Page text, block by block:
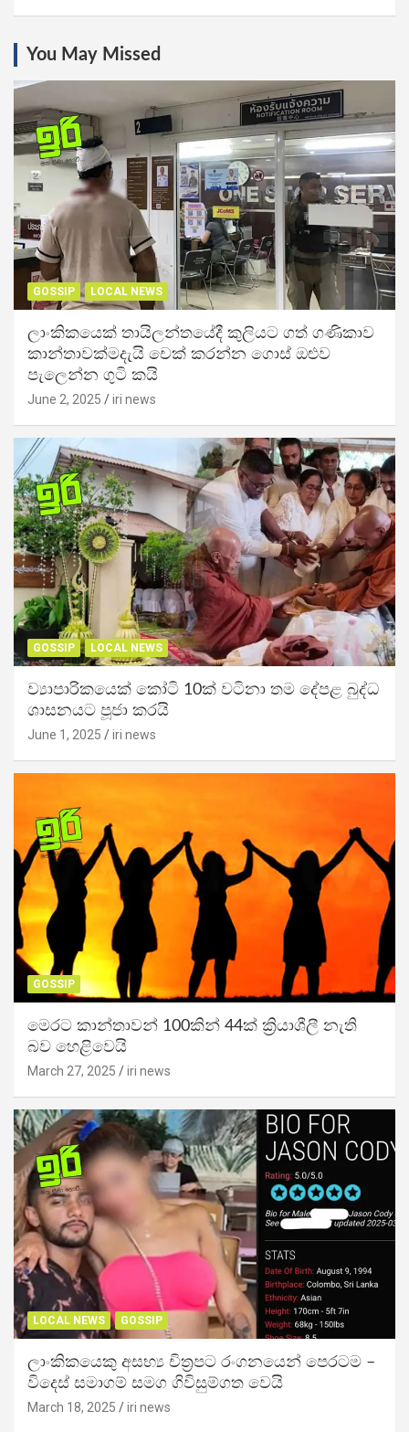
You May Missed
GOSSIP LOCAL NEWS
ලාංකිකයෙක් තායිලන්තයේදී කුලියට ගත් ගණිකාව
කාන්තාවක්මදැයි චෙක් කරන්න ගොස් ඔළුව
පැලෙන්න ගුටි කයි
June 2, 2025 iri news
GOSSIP LOCAL NEWS
ව්‍යාපාරිකයෙක් කෝටි 10ක් වටිනා තම දේපළ බුද්ධ
ශාසනයට පූජා කරයි
June 1, 2025 iri news
GOSSIP
මෙරට කාන්තාවන් 100කින් 44ක් ක්‍රියාශීලී නැති
බව හෙළිවෙයි
March 27, 2025 iri news
LOCAL NEWS GOSSIP
ලාංකිකයෙකු අසභ්‍ය චිත්‍රපට රංගනයෙන් පෙරටම –
විදෙස් සමාගම් සමග ගිවිසුම්ගත වෙයි
March 18, 2025 iri news